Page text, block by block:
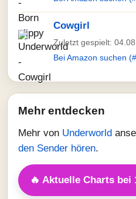
Cowgirl
Zuletzt gespielt:
Bei Amazon suchen
Mehr entdecken
Mehr von Underworld
den Sender hören.
🔥 Aktuelle Charts bei